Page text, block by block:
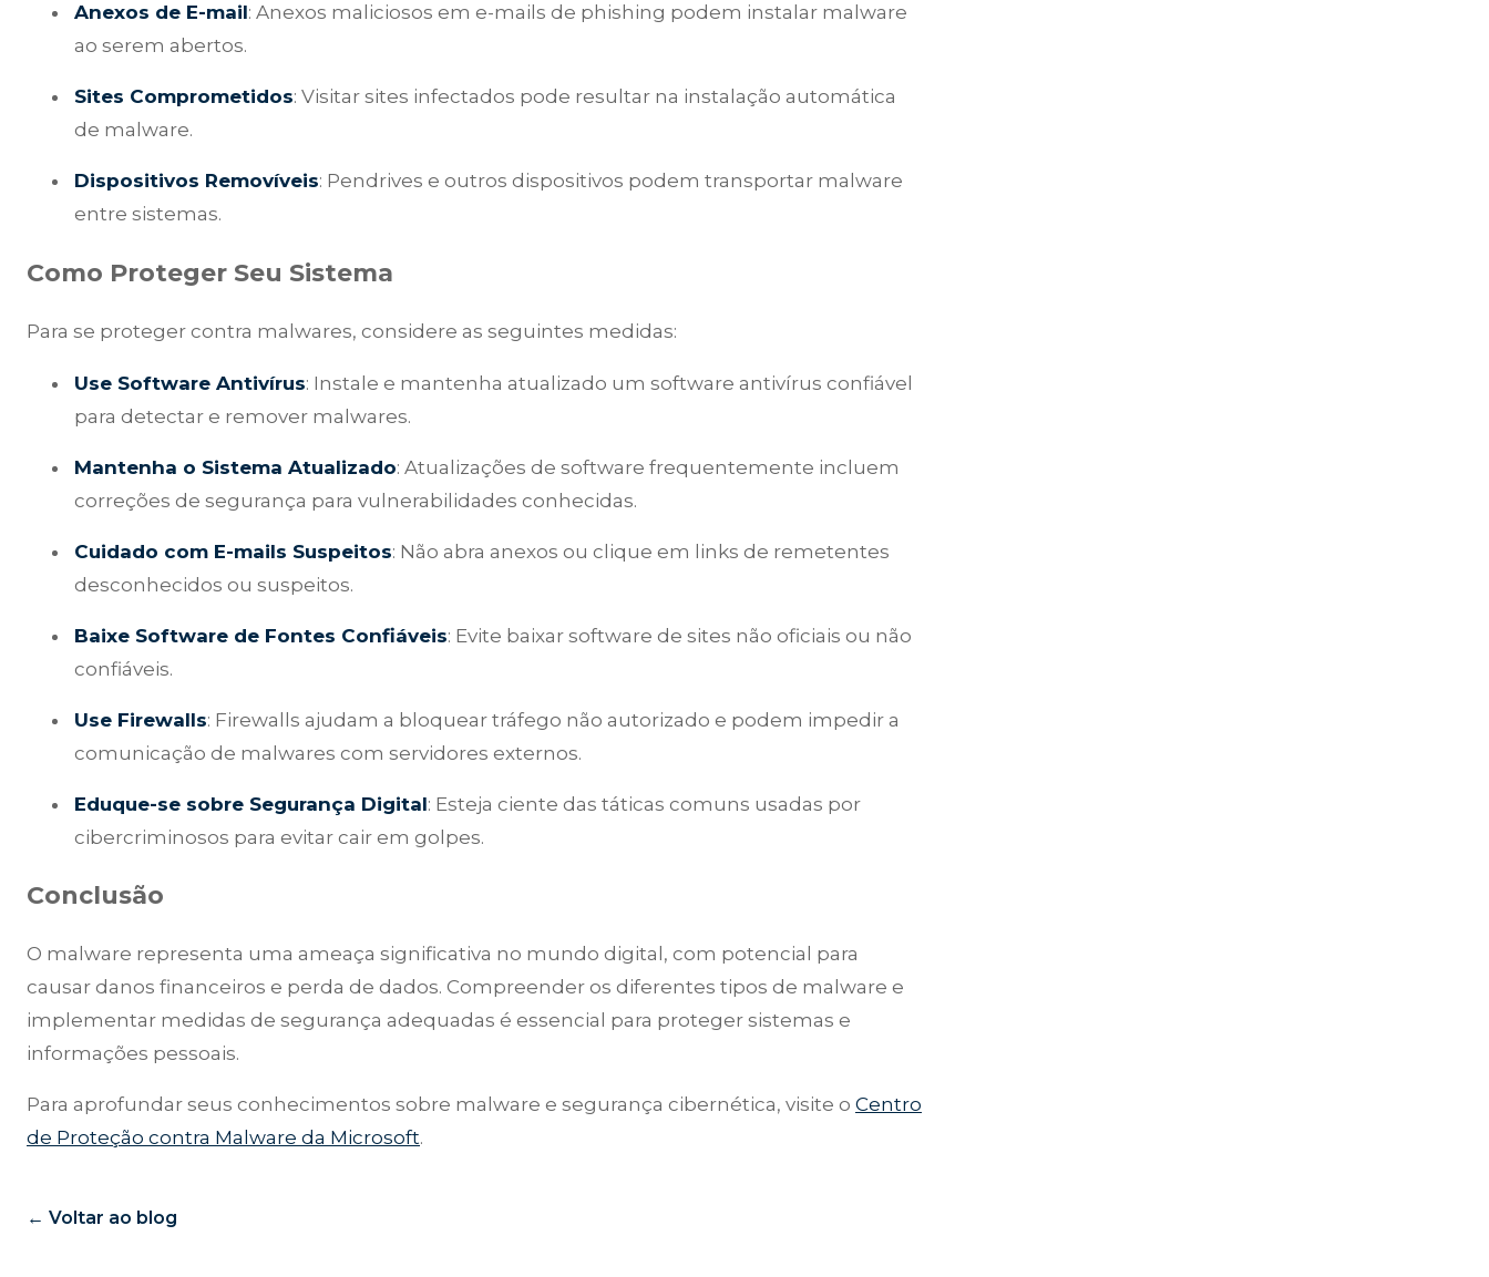
Anexos de E-mail: Anexos maliciosos em e-mails de phishing podem instalar malware
ao serem abertos.
Sites Comprometidos: Visitar sites infectados pode resultar na instalação automática
de malware.
Dispositivos Removíveis: Pendrives e outros dispositivos podem transportar malware
entre sistemas.
Como Proteger Seu Sistema
Para se proteger contra malwares, considere as seguintes medidas:
Use Software Antivírus: Instale e mantenha atualizado um software antivírus confiável
para detectar e remover malwares.
Mantenha o Sistema Atualizado: Atualizações de software frequentemente incluem
correções de segurança para vulnerabilidades conhecidas.
Cuidado com E-mails Suspeitos: Não abra anexos ou clique em links de remetentes
desconhecidos ou suspeitos.
Baixe Software de Fontes Confiáveis: Evite baixar software de sites não oficiais ou não
confiáveis.
Use Firewalls: Firewalls ajudam a bloquear tráfego não autorizado e podem impedir a
comunicação de malwares com servidores externos.
Eduque-se sobre Segurança Digital: Esteja ciente das táticas comuns usadas por
cibercriminosos para evitar cair em golpes.
Conclusão
O malware representa uma ameaça significativa no mundo digital, com potencial para
causar danos financeiros e perda de dados. Compreender os diferentes tipos de malware e
implementar medidas de segurança adequadas é essencial para proteger sistemas e
informações pessoais.
Para aprofundar seus conhecimentos sobre malware e segurança cibernética, visite o Centro
de Proteção contra Malware da Microsoft.
← Voltar ao blog